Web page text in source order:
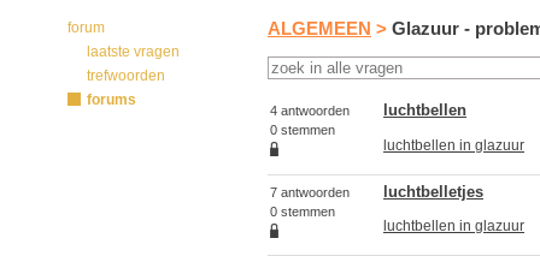
forum
laatste vragen
trefwoorden
forums
ALGEMEEN > Glazuur -
4 antwoorden
0 stemmen
luchtbellen
luchtbellen in glazuur
7 antwoorden
0 stemmen
luchtbelletjes
luchtbellen in glazuur